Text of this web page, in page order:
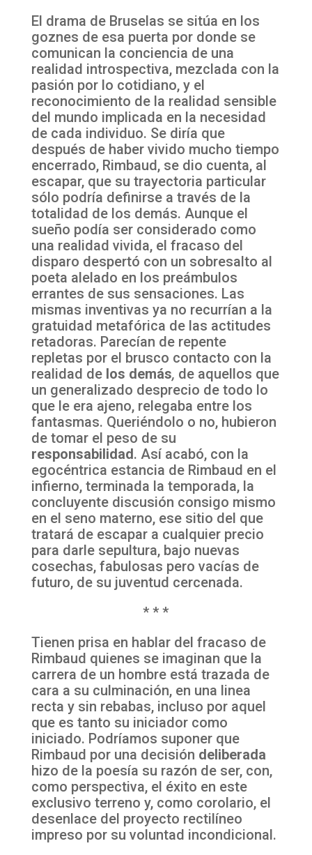
El drama de Bruselas se sitúa en los
goznes de esa puerta por donde se
comunican la conciencia de una
realidad introspectiva, mezclada con la
pasión por lo cotidiano, y el
reconocimiento de la realidad sensible
del mundo implicada en la necesidad
de cada individuo. Se diría que
después de haber vivido mucho tiempo
encerrado, Rimbaud, se dio cuenta, al
escapar, que su trayectoria particular
sólo podría definirse a través de la
totalidad de los demás. Aunque el
sueño podía ser considerado como
una realidad vivida, el fracaso del
disparo despertó con un sobresalto al
poeta alelado en los preámbulos
errantes de sus sensaciones. Las
mismas inventivas ya no recurrían a la
gratuidad metafórica de las actitudes
retadoras. Parecían de repente
repletas por el brusco contacto con la
realidad de los demás, de aquellos que
un generalizado desprecio de todo lo
que le era ajeno, relegaba entre los
fantasmas. Queriéndolo o no, hubieron
de tomar el peso de su
responsabilidad. Así acabó, con la
egocéntrica estancia de Rimbaud en el
infierno, terminada la temporada, la
concluyente discusión consigo mismo
en el seno materno, ese sitio del que
tratará de escapar a cualquier precio
para darle sepultura, bajo nuevas
cosechas, fabulosas pero vacías de
futuro, de su juventud cercenada.
* * *
Tienen prisa en hablar del fracaso de
Rimbaud quienes se imaginan que la
carrera de un hombre está trazada de
cara a su culminación, en una linea
recta y sin rebabas, incluso por aquel
que es tanto su iniciador como
iniciado. Podríamos suponer que
Rimbaud por una decisión deliberada
hizo de la poesía su razón de ser, con,
como perspectiva, el éxito en este
exclusivo terreno y, como corolario, el
desenlace del proyecto rectilíneo
impreso por su voluntad incondicional.